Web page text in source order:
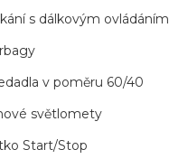
s dálkovým ovládáním
v poměru 60/40
světlomety
Start/Stop